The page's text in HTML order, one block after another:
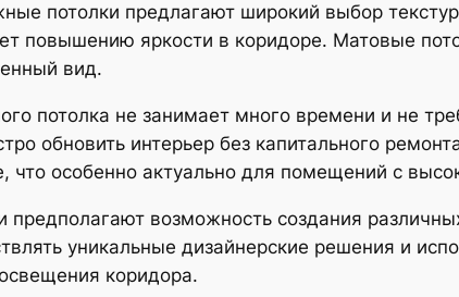
потолки предлагают широкий выбор
повышению яркости в коридоре. Матовые
вид.
потолка не занимает много времени и не
обновить интерьер без капитального
что особенно актуально для помещений с
предполагают возможность создания
уникальные дизайнерские решения и
коридора.